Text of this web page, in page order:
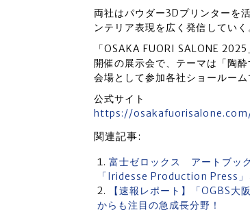
両社はパウダー3Dプリンターを
ンテリア表現を広く発信していく
「OSAKA FUORI SALONE
開催の展示会で、テーマは「陶
会場として参加各社ショールーム
公式サイト
https://
関連記事:
富士ゼロックス アートブッ
「Iridesse Production Press
【速報レポート】「OGBS
からも注目の急成長分野！